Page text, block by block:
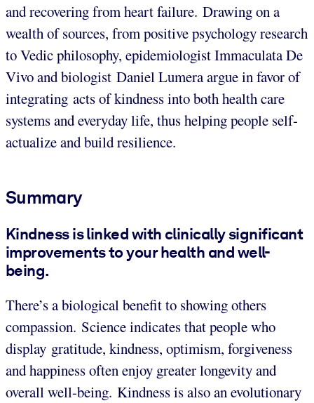
and recovering from heart failure. Drawing on a
wealth of sources, from positive psychology research
to Vedic philosophy, epidemiologist Immaculata De
Vivo and biologist Daniel Lumera argue in favor of
integrating acts of kindness into both health care
systems and everyday life, thus helping people self-
actualize and build resilience.
Summary
Kindness is linked with clinically significant
improvements to your health and well-
being.
There’s a biological benefit to showing others
compassion. Science indicates that people who
display gratitude, kindness, optimism, forgiveness
and happiness often enjoy greater longevity and
overall well-being. Kindness is also an evolutionary